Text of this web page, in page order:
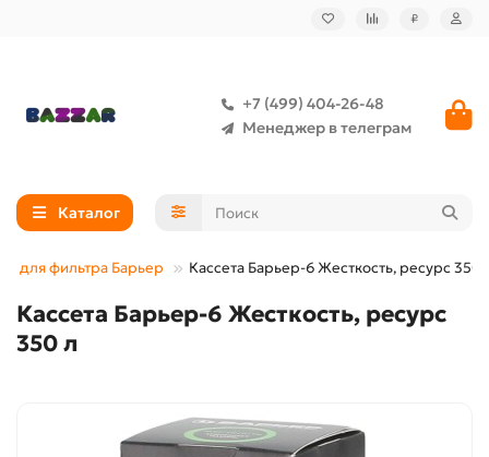
₽
+7 (499) 404-26-48
Менеджер в телеграм
Каталог
для фильтра Барьер Кассета Барьер-6 Жесткость, ресурс 350
Кассета Барьер-6 Жесткость, ресурс
350 л